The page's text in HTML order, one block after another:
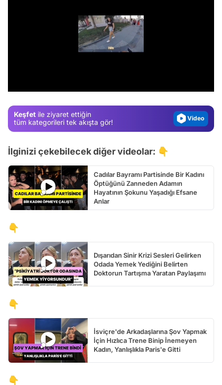
Keşfet ile ziyaret ettiğin
tüm kategorileri tek akışta gör!
Video
İlginizi çekebilecek diğer videolar: 👇
Cadılar Bayramı Partisinde Bir Kadını
Öptüğünü Zanneden Adamın
Hayatının Şokunu Yaşadığı Efsane
Anlar
👇
Dışarıdan Sinir Krizi Sesleri Gelirken
Odada Yemek Yediğini Belirten
Doktorun Tartışma Yaratan Paylaşımı
👇
İsviçre'de Arkadaşlarına Şov Yapmak
İçin Hızlıca Trene Binip İnemeyen
Kadın, Yanlışlıkla Paris'e Gitti
👇